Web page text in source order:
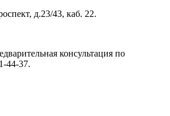
д.23/43, каб. 22.
консультация по
44-37.